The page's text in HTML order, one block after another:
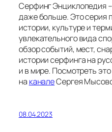
Серфинг Энциклопедия
даже больше. Это серия
истории, культуре и
увлекательного вида
обзор событий, мест,
истории серфинга на
и в мире. Посмотреть
на каналеСергея
08.04.2023